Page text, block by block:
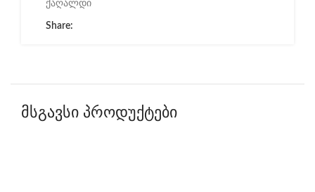
ქაღალდი
Share:
მსგავსი პროდუქტები